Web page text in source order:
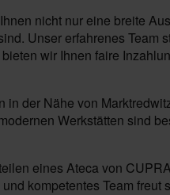
nicht nur eine breite
Unser erfahrenes
wir Ihnen faire
in der Nähe von
Werkstätten sind
eines Ateca von
kompetentes Team